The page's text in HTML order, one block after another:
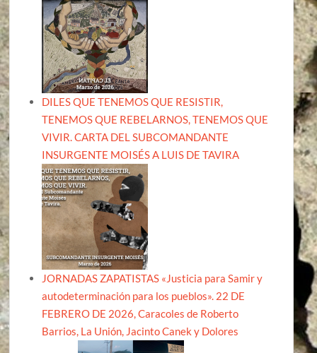
DILES QUE TENEMOS QUE RESISTIR,
TENEMOS QUE REBELARNOS, TENEMOS QUE
VIVIR. CARTA DEL SUBCOMANDANTE
INSURGENTE MOISÉS A LUIS DE TAVIRA
JORNADAS ZAPATISTAS «Justicia para Samir y
autodeterminación para los pueblos». 22 DE
FEBRERO DE 2026, Caracoles de Roberto
Barrios, La Unión, Jacinto Canek y Dolores